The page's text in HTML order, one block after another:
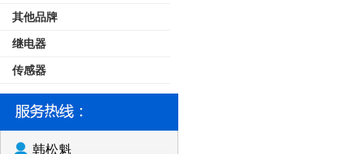
其他品牌
继电器
传感器
韩松魁